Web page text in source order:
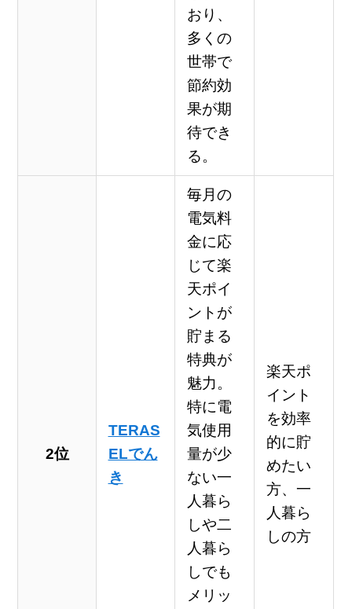
おり、
多くの
世帯で
節約効
果が期
待でき
る。
2位
TERAS
ELでん
き
毎月の
電気料
金に応
じて楽
天ポイ
ントが
貯まる
特典が
魅力。
特に電
気使用
量が少
ない一
人暮ら
しや二
人暮ら
しでも
メリッ
楽天ポ
イント
を効率
的に貯
めたい
方、一
人暮ら
しの方